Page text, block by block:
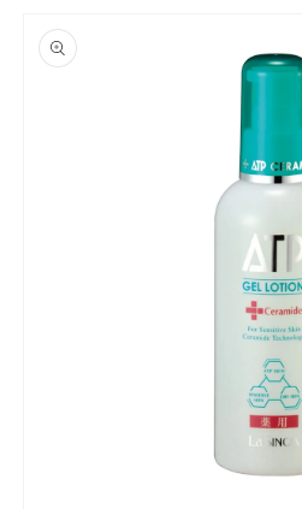
информации
о продукте